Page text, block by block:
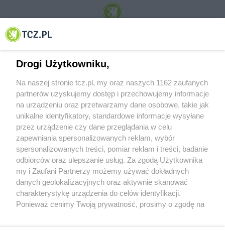
© 2001-2026 Tczew - TCZ.PL Sp. z o.o. Internetowy Serwis Informacyjny Miasta
O FIRMIE POLITYKA PRYWATNOŚCI HOSTING
REKLAMA WSPÓŁPRACA RSS FACEBOOK KONTAKT
Nasze serwisy
Aktualności
Tcz24
Muzyka i kultura
Archiwum wydarzeń
Drogi Użytkowniku,
Na naszej stronie tcz.pl, my oraz naszych 1162 zaufanych
partnerów uzyskujemy dostęp i przechowujemy informacje
na urządzeniu oraz przetwarzamy dane osobowe, takie jak
unikalne identyfikatory, standardowe informacje wysyłane
przez urządzenie czy dane przeglądania w celu
zapewniania spersonalizowanych reklam, wybór
spersonalizowanych treści, pomiar reklam i treści, badanie
odbiorców oraz ulepszanie usług. Za zgodą Użytkownika
my i Zaufani Partnerzy możemy używać dokładnych
danych geolokalizacyjnych oraz aktywnie skanować
charakterystykę urządzenia do celów identyfikacji.
Ponieważ cenimy Twoją prywatność, prosimy o zgodę na